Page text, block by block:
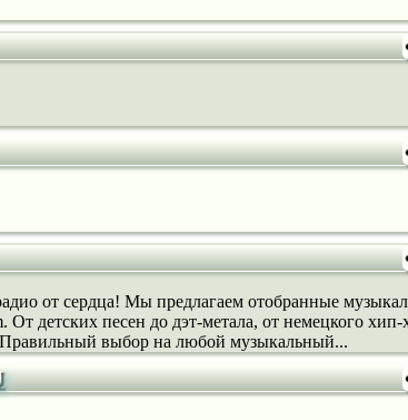
от сердца! Мы предлагаем отобранные
детских песен до дэт-метала, от немецкого хип-
выбор на любой музыкальный...